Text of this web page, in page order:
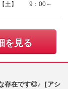
【土】 9：00～
を見る
存在です◎♪［アシ